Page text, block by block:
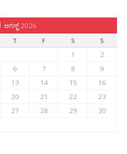
ಆಗಸ್ಟ್ 2026
T F S
S
1
2
6 7 8
9
13 14 15
16
20 21 22
23
27 28 29
30